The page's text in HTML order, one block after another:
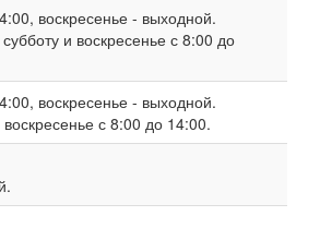
воскресенье - выходной.
и воскресенье с 8:00 до
воскресенье - выходной.
с 8:00 до 14:00.